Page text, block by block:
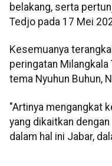
belakang, serta
Tedjo pada 17 Mei
Kesemuanya
peringatan Milangkala
tema Nyuhun Buhun,
"Artinya mengangkat
yang dikaitkan
dalam hal ini Jabar,